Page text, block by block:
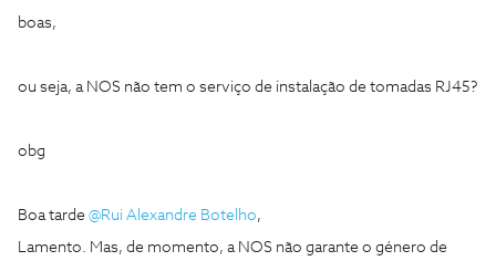
boas,
ou seja, a NOS não tem o serviço de instalação de tomadas RJ45?
obg
Boa tarde @Rui Alexandre Botelho,
Lamento. Mas, de momento, a NOS não garante o género de